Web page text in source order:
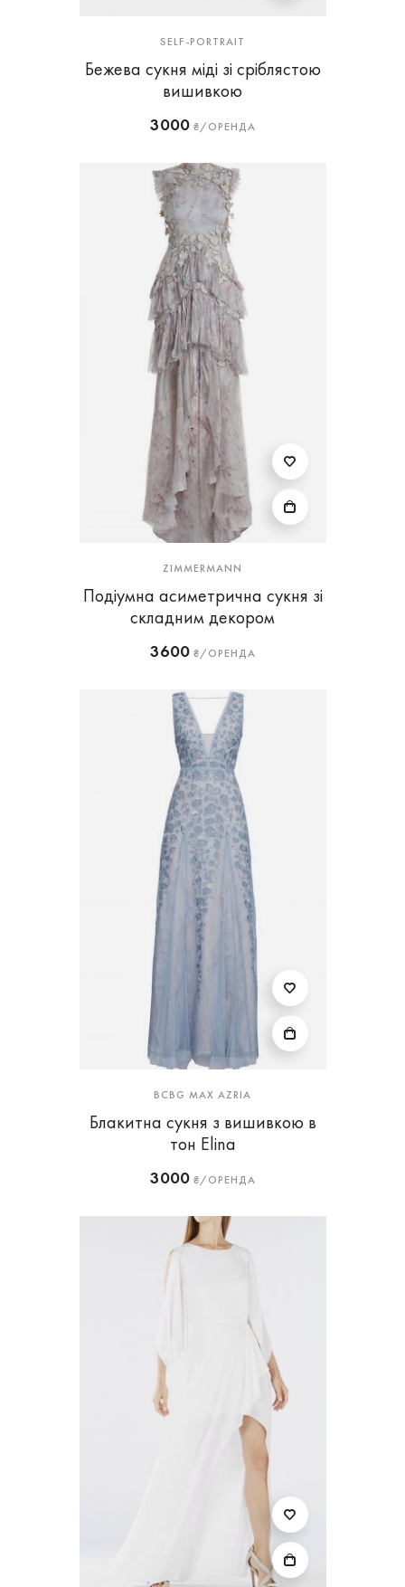
SELF-PORTRAIT
Бежева сукня міді зі сріблястою
вишивкою
3000₴/ОРЕНДА
ZIMMERMANN
Подіумна асиметрична сукня зі
складним декором
3600₴/ОРЕНДА
BCBG MAX AZRIA
Блакитна сукня з вишивкою в
тон Elina
3000₴/ОРЕНДА